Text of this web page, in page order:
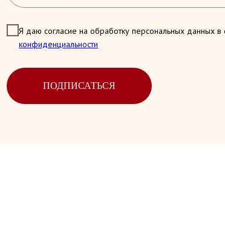
Я даю согласие на обработку персональных данных в
конфиденциальности
ПОДПИСАТЬСЯ